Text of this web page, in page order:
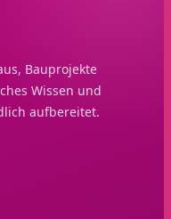
Bauprojekte
Wissen und
aufbereitet.